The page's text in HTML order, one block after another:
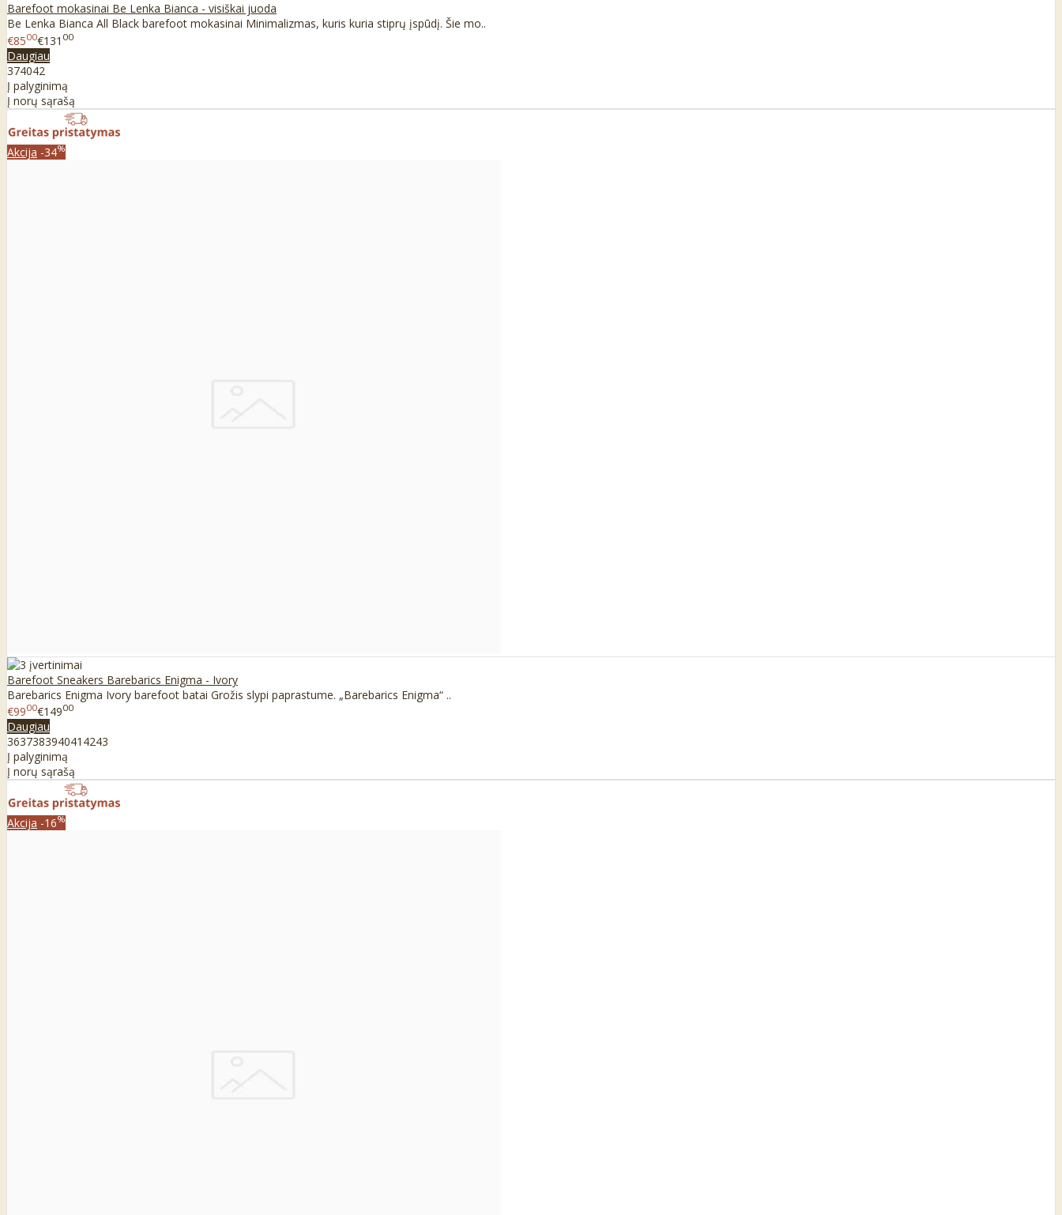
Barefoot mokasinai Be Lenka Bianca - visiškai juoda
Be Lenka Bianca All Black barefoot mokasinai Minimalizmas, kuris kuria stiprų įspūdį. Šie mo..
€8500€131 00
Daugiau
374042
Į palyginimą
Į norų sąrašą
Akcija -34%
Barefoot Sneakers Barebarics Enigma - Ivory
Barebarics Enigma Ivory barefoot batai Grožis slypi paprastume. „Barebarics Enigma“ ..
€9900€14900
Daugiau
363738394041 4243
Į palyginimą
Į norų sąrašą
Akcija -16%